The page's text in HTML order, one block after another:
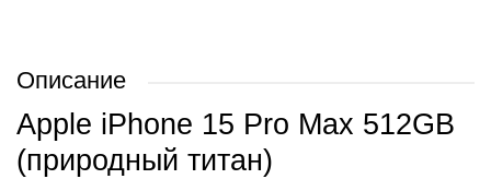
Описание
Apple iPhone 15 Pro Max 512GB
(природный титан)